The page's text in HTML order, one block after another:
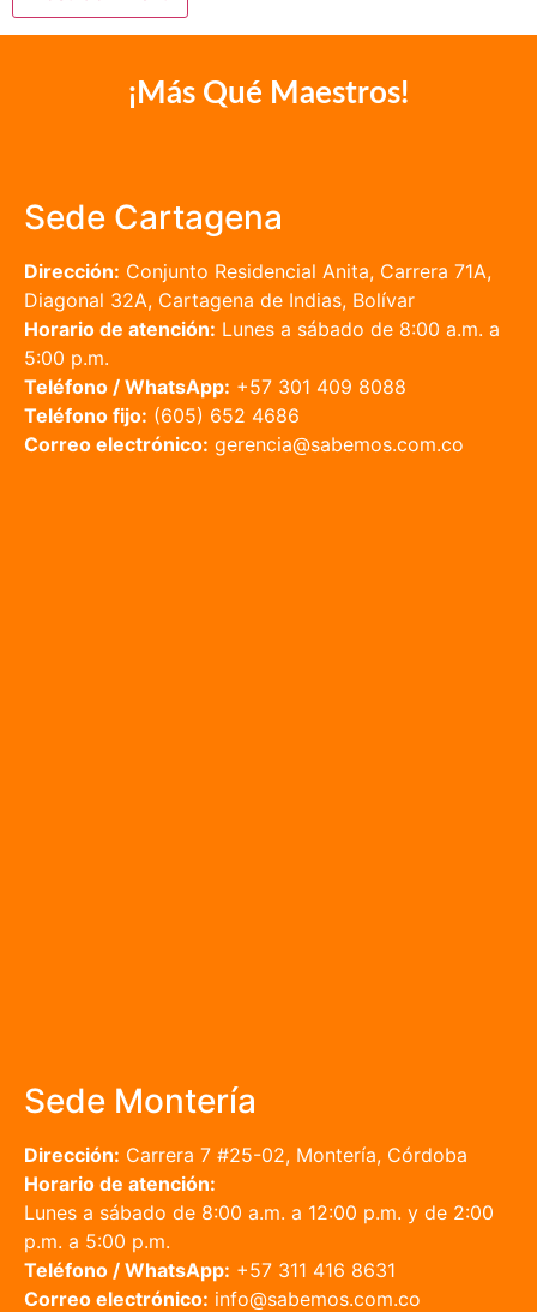
¡Más Qué Maestros!
Sede Cartagena
Dirección: Conjunto Residencial Anita, Carrera 71A,
Diagonal 32A, Cartagena de Indias, Bolívar
Horario de atención: Lunes a sábado de 8:00 a.m. a
5:00 p.m.
Teléfono / WhatsApp: +57 301 409 8088
Teléfono fijo: (605) 652 4686
Correo electrónico: gerencia@sabemos.com.co
Sede Montería
Dirección: Carrera 7 #25-02, Montería, Córdoba
Horario de atención:
Lunes a sábado de 8:00 a.m. a 12:00 p.m. y de 2:00
p.m. a 5:00 p.m.
Teléfono / WhatsApp: +57 311 416 8631
Correo electrónico: info@sabemos.com.co